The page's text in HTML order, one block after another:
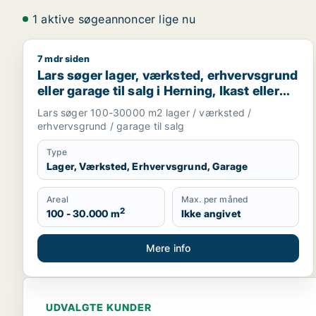
1 aktive søgeannoncer lige nu
Lars søger lager, værksted, erhvervsgrund eller
7 mdr siden
Lars søger lager, værksted, erhvervsgrund
eller garage til salg i Herning, Ikast eller
Sunds m.fl.
Lars søger 100-30000 m2 lager / værksted /
erhvervsgrund / garage til salg
Type
Lager, Værksted, Erhvervsgrund, Garage
Areal
100 - 30.000 m2
Max. per måned
Ikke angivet
Mere info
UDVALGTE KUNDER